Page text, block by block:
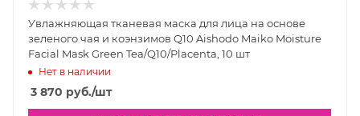
Увлажняющая тканевая маска для лица на основе
зеленого чая и коэнзимов Q10 Aishodo Maiko Moisture
Facial Mask Green Tea/Q10/Placenta, 10 шт
Нет в наличии
3 870 руб./шт